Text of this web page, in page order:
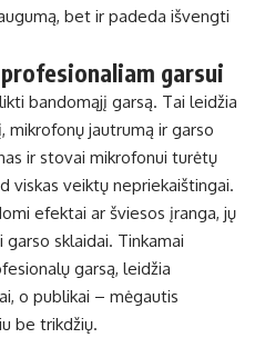
bet ir padeda išvengti
garsui
bandomąjį garsą. Tai leidžia
jautrumą ir garso
ir stovai mikrofonui turėtų
viskas veiktų nepriekaištingai.
efektai ar šviesos įranga, jų
sklaidai. Tinkamai
garsą, leidžia
o publikai – mėgautis
be trikdžių.